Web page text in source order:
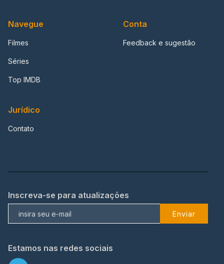
Navegue
Filmes
Séries
Top IMDB
Conta
Feedback e sugestão
Jurídico
Contato
Inscreva-se para atualizações
Enviar
Estamos nas redes sociais